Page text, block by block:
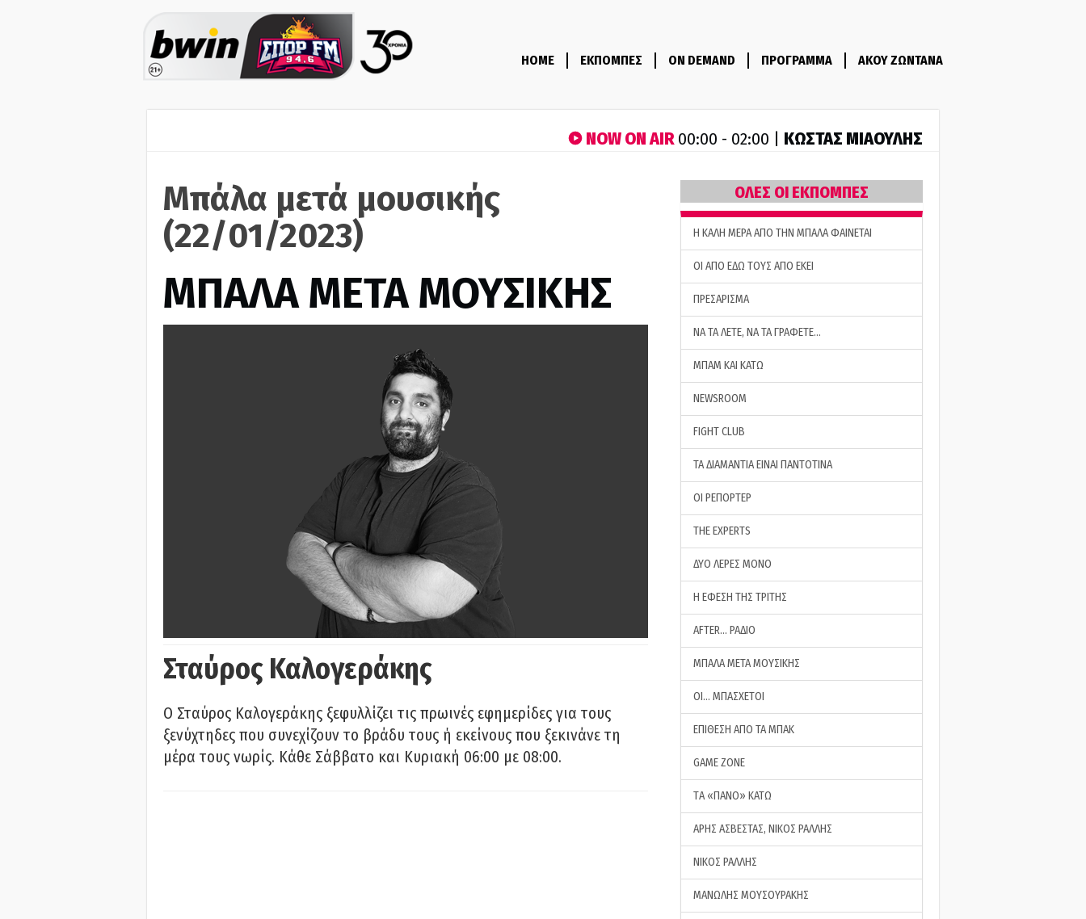
HOME ΕΚΠΟΜΠΕΣ ON DEMAND ΠΡΟΓΡΑΜΜΑ ΑΚΟΥ ΖΩΝΤΑΝΑ
NOW ON AIR00:00 - 02:00 | ΚΩΣΤΑΣ ΜΙΑΟΥΛΗΣ
Μπάλα μετά μουσικής
(22/01/2023)
ΜΠΑΛΑ ΜΕΤΑ ΜΟΥΣΙΚΗΣ
Σταύρος Καλογεράκης
Ο Σταύρος Καλογεράκης ξεφυλλίζει τις πρωινές εφημερίδες για τους
ξενύχτηδες που συνεχίζουν το βράδυ τους ή εκείνους που ξεκινάνε τη
μέρα τους νωρίς. Κάθε Σάββατο και Κυριακή 06:00 με 08:00.
ΟΛΕΣ ΟΙ ΕΚΠΟΜΠΕΣ
H ΚΑΛΗ ΜΕΡΑ ΑΠΟ ΤΗΝ ΜΠΑΛΑ ΦΑΙΝΕΤΑΙ
ΟΙ ΑΠΟ ΕΔΩ ΤΟΥΣ ΑΠΟ ΕΚΕΙ
ΠΡΕΣΑΡΙΣΜΑ
ΝΑ ΤΑ ΛΕΤΕ, ΝΑ ΤΑ ΓΡΑΦΕΤΕ…
ΜΠΑΜ ΚΑΙ ΚΑΤΩ
NEWSROOM
FIGHT CLUB
ΤΑ ΔΙΑΜΑΝΤΙΑ ΕΙΝΑΙ ΠΑΝΤΟΤΙΝΑ
ΟΙ ΡΕΠΟΡΤΕΡ
THE EXPERTS
ΔΥΟ ΛΕΡΕΣ ΜΟΝΟ
Η ΕΦΕΣΗ ΤΗΣ ΤΡΙΤΗΣ
AFTER… ΡΑΔΙΟ
ΜΠΑΛΑ ΜΕΤΑ ΜΟΥΣΙΚΗΣ
ΟΙ… ΜΠΑΣΧΕΤΟΙ
ΕΠΙΘΕΣΗ ΑΠΟ ΤΑ ΜΠΑΚ
GAME ZONE
ΤA «ΠΑΝΟ» ΚΑΤΩ
ΑΡΗΣ ΑΣΒΕΣΤΑΣ, ΝΙΚΟΣ ΡΑΛΛΗΣ
ΝΙΚΟΣ ΡΑΛΛΗΣ
ΜΑΝΩΛΗΣ ΜΟΥΣΟΥΡΑΚΗΣ